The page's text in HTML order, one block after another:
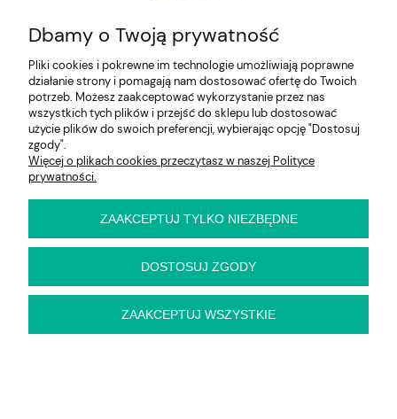
Fotel biurowy Nowy Styl XILIUM
CONFERENCE SWIVEL CHAIR UPH
Dbamy o Twoją prywatność
Pliki cookies i pokrewne im technologie umożliwiają poprawne
działanie strony i pomagają nam dostosować ofertę do Twoich
potrzeb. Możesz zaakceptować wykorzystanie przez nas
wszystkich tych plików i przejść do sklepu lub dostosować
użycie plików do swoich preferencji, wybierając opcję "Dostosuj
zgody".
Więcej o plikach cookies przeczytasz w naszej Polityce
prywatności.
ZAAKCEPTUJ TYLKO NIEZBĘDNE
DOSTOSUJ ZGODY
ZAAKCEPTUJ WSZYSTKIE